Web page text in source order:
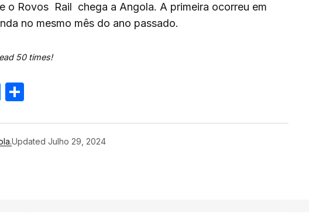
o Rovos Rail chega a Angola. A primeira ocorreu em
no mesmo mês do ano passado.
50 times!
Messenger
Updated Julho 29, 2024